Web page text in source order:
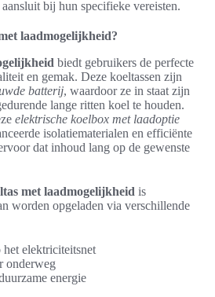
bij hun specifieke vereisten.
laadmogelijkheid?
biedt gebruikers de perfecte
en gemak. Deze koeltassen zijn
batterij, waardoor ze in staat zijn
lange ritten koel te houden.
elektrische koelbox met laadoptie
isolatiematerialen en efficiënte
dat inhoud lang op de gewenste
met laadmogelijkheid is
worden opgeladen via verschillende
elektriciteitsnet
onderweg
energie